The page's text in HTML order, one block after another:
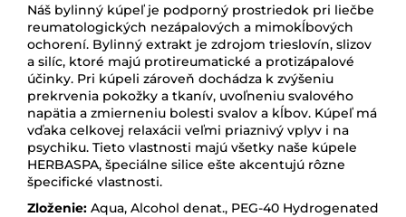
Náš bylinný kúpeľ je podporný prostriedok pri liečbe
reumatologických nezápalových a mimokĺbových
ochorení. Bylinný extrakt je zdrojom trieslovín, slizov
a silíc, ktoré majú protireumatické a protizápalové
účinky. Pri kúpeli zároveň dochádza k zvýšeniu
prekrvenia pokožky a tkanív, uvoľneniu svalového
napätia a zmierneniu bolesti svalov a kĺbov. Kúpeľ má
vďaka celkovej relaxácii veľmi priaznivý vplyv i na
psychiku. Tieto vlastnosti majú všetky naše kúpele
HERBASPA, špeciálne silice ešte akcentujú rôzne
špecifické vlastnosti.
Zloženie: Aqua, Alcohol denat., PEG-40 Hydrogenated